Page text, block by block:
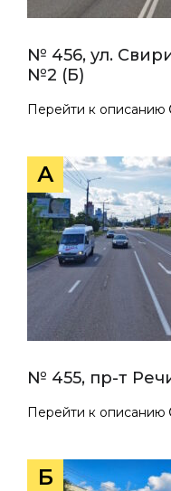
№ 456, ул.
№2 (Б)
Перейти к описанию
А
№ 455, пр-т
Перейти к описанию
Б